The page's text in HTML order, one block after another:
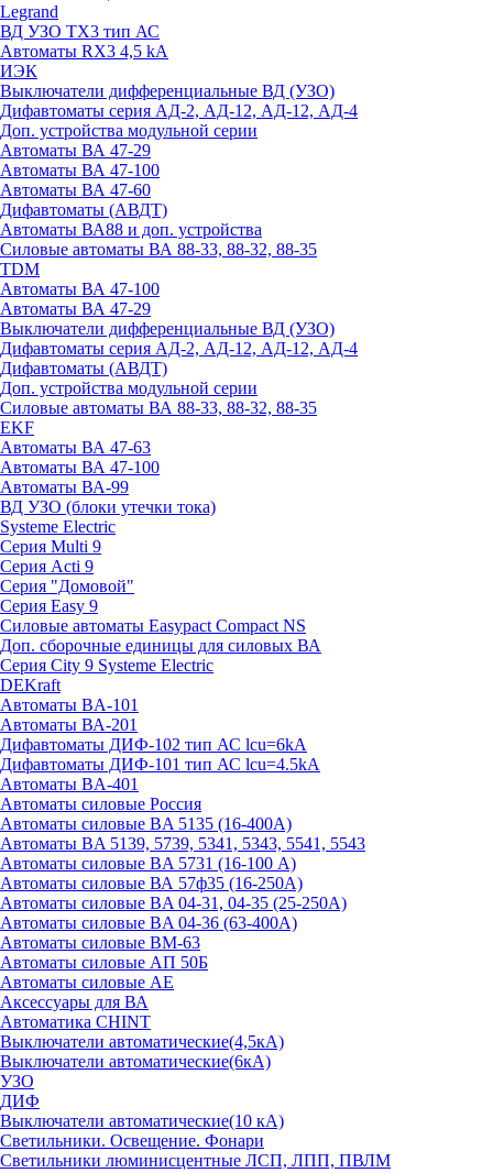
Legrand
ВД УЗО TX3 тип АС
Автоматы RX3 4,5 kA
ИЭК
Выключатели дифференциальные ВД (УЗО)
Дифавтоматы серия АД-2, АД-12, АД-12, АД-4
Доп. устройства модульной серии
Автоматы ВА 47-29
Автоматы ВА 47-100
Автоматы ВА 47-60
Дифавтоматы (АВДТ)
Автоматы ВА88 и доп. устройства
Силовые автоматы ВА 88-33, 88-32, 88-35
TDM
Автоматы ВА 47-100
Автоматы ВА 47-29
Выключатели дифференциальные ВД (УЗО)
Дифавтоматы серия АД-2, АД-12, АД-12, АД-4
Дифавтоматы (АВДТ)
Доп. устройства модульной серии
Силовые автоматы ВА 88-33, 88-32, 88-35
EKF
Автоматы ВА 47-63
Автоматы ВА 47-100
Автоматы ВА-99
ВД УЗО (блоки утечки тока)
Systeme Electric
Серия Multi 9
Серия Acti 9
Серия "Домовой"
Серия Easy 9
Силовые автоматы Easypact Compact NS
Доп. сборочные единицы для силовых ВА
Серия City 9 Systeme Electric
DEKraft
Автоматы BA-101
Автоматы ВА-201
Дифавтоматы ДИФ-102 тип АС lcu=6kA
Дифавтоматы ДИФ-101 тип АС lcu=4.5kA
Автоматы BA-401
Автоматы силовые Россия
Автоматы силовые BA 5135 (16-400А)
Автоматы BA 5139, 5739, 5341, 5343, 5541, 5543
Автоматы силовые BA 5731 (16-100 А)
Автоматы силовые ВА 57ф35 (16-250А)
Автоматы силовые BA 04-31, 04-35 (25-250А)
Автоматы силовые BA 04-36 (63-400А)
Автоматы силовые ВМ-63
Автоматы силовые АП 50Б
Автоматы силовые АЕ
Аксессуары для ВА
Автоматика CHINT
Выключатели автоматические(4,5кА)
Выключатели автоматические(6кА)
УЗО
ДИФ
Выключатели автоматические(10 кА)
Светильники. Освещение. Фонари
Светильники люминисцентные ЛСП, ЛПП, ПВЛМ